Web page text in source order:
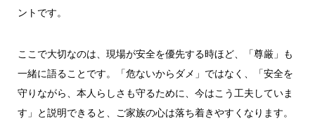
ントです。
ここで大切なのは、現場が安全を優先する時ほど、「尊厳」も
一緒に語ることです。「危ないからダメ」ではなく、「安全を
守りながら、本人らしさも守るために、今はこう工夫していま
す」と説明できると、ご家族の心は落ち着きやすくなります。